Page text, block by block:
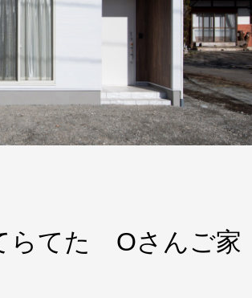
らてた Oさんご家